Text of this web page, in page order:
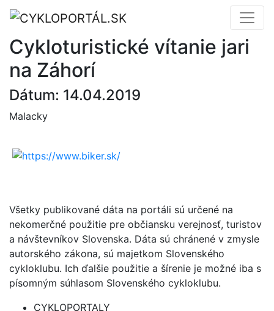
Cykloturistické vítanie jari
na Záhorí
Dátum: 14.04.2019
Malacky
Všetky publikované dáta na portáli sú určené na
nekomerčné použitie pre občiansku verejnosť, turistov
a návštevníkov Slovenska. Dáta sú chránené v zmysle
autorského zákona, sú majetkom Slovenského
cykloklubu. Ich ďalšie použitie a šírenie je možné iba s
písomným súhlasom Slovenského cykloklubu.
CYKLOPORTALY